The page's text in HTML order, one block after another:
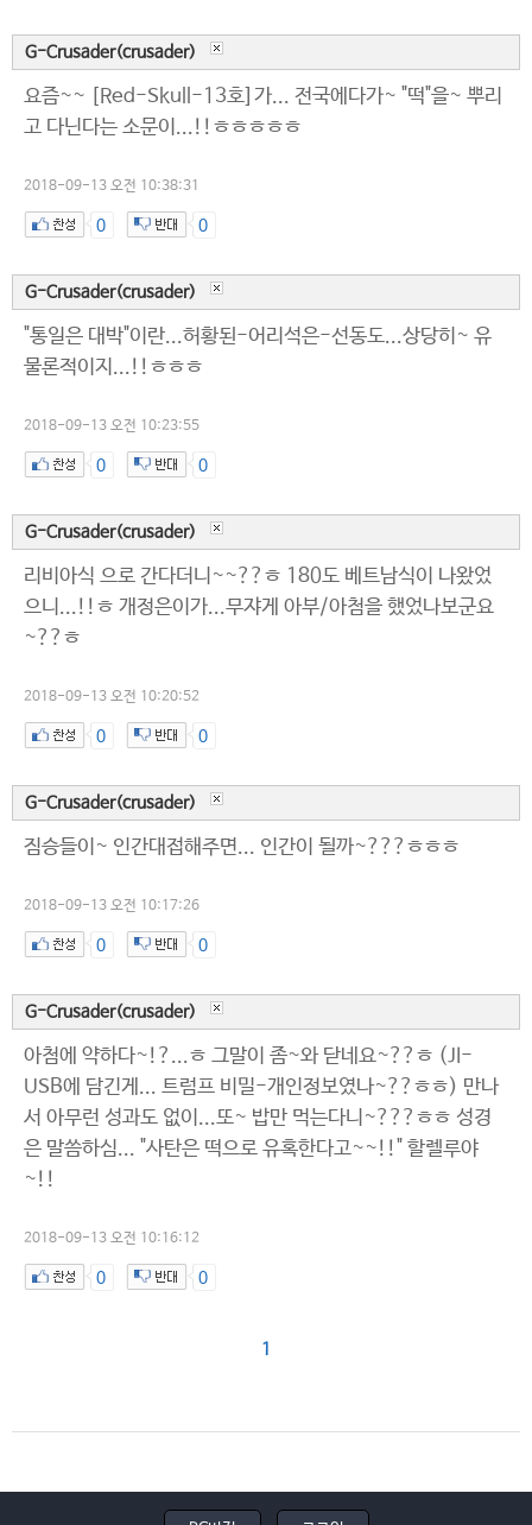
G-Crusader(crusader)
요즘~~ [Red-Skull-13호]가... 전국에다가~ "떡"을~ 뿌리
고 다닌다는 소문이...!!ㅎㅎㅎㅎㅎ
2018-09-13 오전 10:38:31
0 0
G-Crusader(crusader)
"통일은 대박"이란...허황된-어리석은-선동도...상당히~ 유
물론적이지...!!ㅎㅎㅎ
2018-09-13 오전 10:23:55
0 0
G-Crusader(crusader)
리비아식 으로 간다더니~~??ㅎ 180도 베트남식이 나왔었
으니...!!ㅎ 개정은이가...무쟈게 아부/아첨을 했었나보군요
~??ㅎ
2018-09-13 오전 10:20:52
0 0
G-Crusader(crusader)
짐승들이~ 인간대접해주면... 인간이 될까~???ㅎㅎㅎ
2018-09-13 오전 10:17:26
0 0
G-Crusader(crusader)
아첨에 약하다~!?...ㅎ 그말이 좀~와 닫네요~??ㅎ (JI-
USB에 담긴게... 트럼프 비밀-개인정보였나~??ㅎㅎ) 만나
서 아무런 성과도 없이...또~ 밥만 먹는다니~???ㅎㅎ 성경
은 말씀하심... "사탄은 떡으로 유혹한다고~~!!" 할렐루야
~!!
2018-09-13 오전 10:16:12
0 0
1